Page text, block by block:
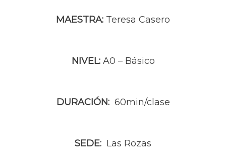
MAESTRA: Teresa Casero
NIVEL:A0 – Básico
DURACIÓN:60min/clase
SEDE: Las Rozas